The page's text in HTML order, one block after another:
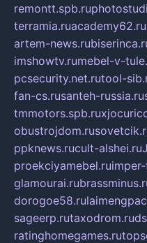
remontt.spb.ru
terramia.ruacademy62.ru
artem-news.ru
imshowtv.rumebel-v-
pcsecurity.net.rutool-
fan-cs.rusanteh-russia.ru
tmmotors.spb.ru
obustrojdom.ru
ppknews.rucult-alshei.ru
proekciyamebel.ru
glamourai.ru
dorogoe58.ru
sageerp.rutaxodrom.ru
ratinghomegames.ru